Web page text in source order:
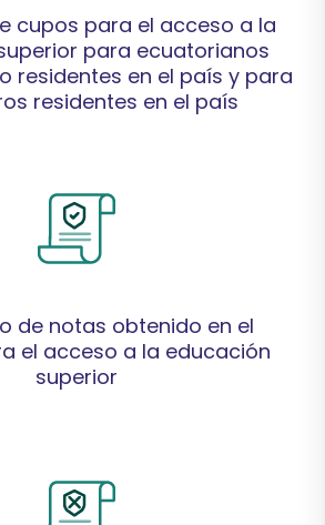
cupos para el acceso a la
para ecuatorianos
residentes en el país y para
residentes en el país
Servicio
Información
de notas obtenido en el
el acceso a la educación
superior
toda la
Información
Información
toda la